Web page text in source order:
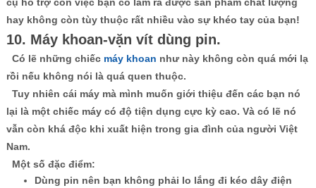
hay không còn tùy thuộc rất nhiều vào sự khéo tay của bạn!
10. Máy khoan-vặn vít dùng pin.
Có lẽ những chiếc máy khoan như này không còn quá mới lạ
rồi nếu không nói là quá quen thuộc.
Tuy nhiên cái máy mà mình muốn giới thiệu đến các bạn nó
lại là một chiếc máy có độ tiện dụng cực kỳ cao. Và có lẽ nó
vẫn còn khá độc khi xuất hiện trong gia đình của người Việt
Nam.
Một số đặc điểm:
Dùng pin nên bạn không phải lo lắng đi kéo dây điện